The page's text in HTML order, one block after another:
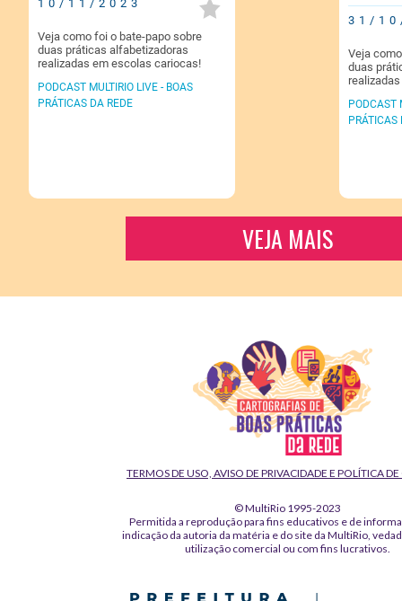
10/11/2023
Veja como foi o bate-papo sobre
duas práticas alfabetizadoras
realizadas em escolas cariocas!
PODCAST MULTIRIO LIVE - BOAS
PRÁTICAS DA REDE
31/
Veja
duas
PODCAST
PRÁTICAS
VEJA MAIS
TERMOS DE USO, AVISO DE PRIVACIDADE E POLÍTICA
© MultiRio 1995-2023
Permitida a reprodução para fins educativos e de
indicação da autoria da matéria e do site da MultiRio,
utilização comercial ou com fins lucrativos.